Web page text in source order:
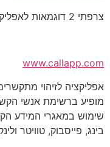
צרפתי 2 דוגמאות לאפליקציות שאני משתמש בהן
www.callapp.com
אפליקציה לזיהוי
מופיע ברשימת אנשי
שימוש במאגרי המידע
בינג, פייסבוק, טוויטר